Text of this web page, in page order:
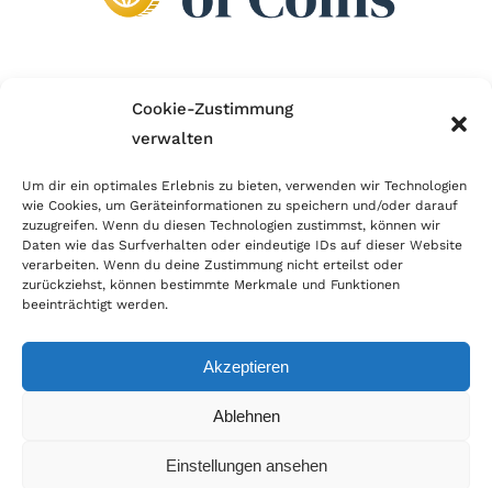
Cookie-Zustimmung
verwalten
Um dir ein optimales Erlebnis zu bieten, verwenden wir Technologien
wie Cookies, um Geräteinformationen zu speichern und/oder darauf
zuzugreifen. Wenn du diesen Technologien zustimmst, können wir
Daten wie das Surfverhalten oder eindeutige IDs auf dieser Website
verarbeiten. Wenn du deine Zustimmung nicht erteilst oder
zurückziehst, können bestimmte Merkmale und Funktionen
beeinträchtigt werden.
Akzeptieren
Ablehnen
Einstellungen ansehen
Wir sind Mitglied im Händlerbund!
erfolgreichen E-Commerce ein. Auch wir sind wie
viele Onlineshops im Netz Mitglied im Händlerbund
und unterstützen fairen Onlinehandel.
© Copyright 2026 | World of Coins |Impressum|Datenschutz|Cookie
|Zahlung & Versand